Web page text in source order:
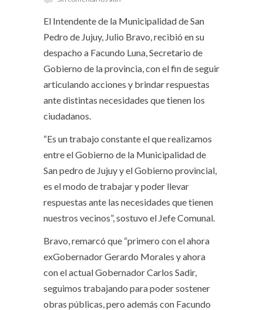
El Intendente de la Municipalidad de San
Pedro de Jujuy, Julio Bravo, recibió en su
despacho a Facundo Luna, Secretario de
Gobierno de la provincia, con el fin de seguir
articulando acciones y brindar respuestas
ante distintas necesidades que tienen los
ciudadanos.
“Es un trabajo constante el que realizamos
entre el Gobierno de la Municipalidad de
San pedro de Jujuy y el Gobierno provincial,
es el modo de trabajar y poder llevar
respuestas ante las necesidades que tienen
nuestros vecinos”, sostuvo el Jefe Comunal.
Bravo, remarcó que “primero con el ahora
exGobernador Gerardo Morales y ahora
con el actual Gobernador Carlos Sadir,
seguimos trabajando para poder sostener
obras públicas, pero además con Facundo